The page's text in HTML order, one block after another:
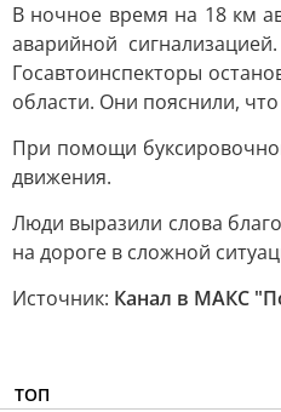
В ночное время на 18 км
аварийной
Госавтоинспекторы
области. Они пояснили,
При помощи
движения.
Люди выразили слова
на дороге в сложной
Источник: Канал в МАКС
ТОП